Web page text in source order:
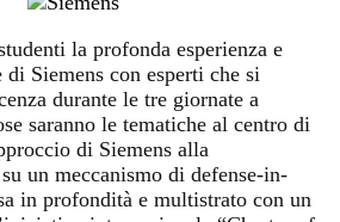
la profonda esperienza e
Siemens con esperti che si
durante le tre giornate a
saranno le tematiche al centro di
di Siemens alla
un meccanismo di defense-in-
in profondità e multistrato con un